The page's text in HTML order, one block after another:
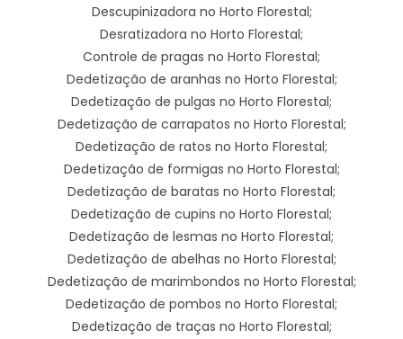
Descupinizadora no Horto Florestal;
Desratizadora no Horto Florestal;
Controle de pragas no Horto Florestal;
Dedetização de aranhas no Horto Florestal;
Dedetização de pulgas no Horto Florestal;
Dedetização de carrapatos no Horto Florestal;
Dedetização de ratos no Horto Florestal;
Dedetização de formigas no Horto Florestal;
Dedetização de baratas no Horto Florestal;
Dedetização de cupins no Horto Florestal;
Dedetização de lesmas no Horto Florestal;
Dedetização de abelhas no Horto Florestal;
Dedetização de marimbondos no Horto Florestal;
Dedetização de pombos no Horto Florestal;
Dedetização de traças no Horto Florestal;